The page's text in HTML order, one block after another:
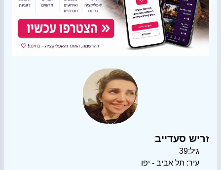
זריש סעדייב
גיל:39
עיר: תל אביב - יפו